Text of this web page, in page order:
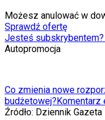
Możesz anulować w
Sprawdź ofertę
Jesteś subskrybentem?
Autopromocja
Co zmienia nowe
budżetowej?Komentarz
Źródło: Dziennik Gazeta